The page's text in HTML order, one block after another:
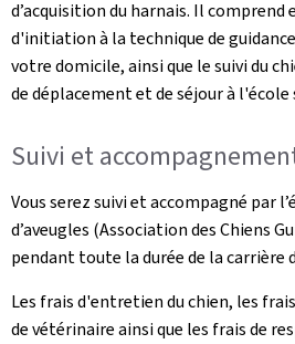
d’acquisition du harnais. Il comprend
d'initiation à la technique de
votre domicile, ainsi que le suivi du
de déplacement et de séjour à
Suivi et
Vous serez suivi et accompagné par
d’aveugles (Association des Chiens
pendant toute la durée de la carrière
Les frais d'entretien du chien, les
de vétérinaire ainsi que les frais de